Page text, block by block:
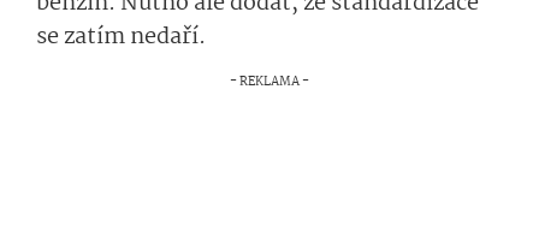
se zatím nedaří.